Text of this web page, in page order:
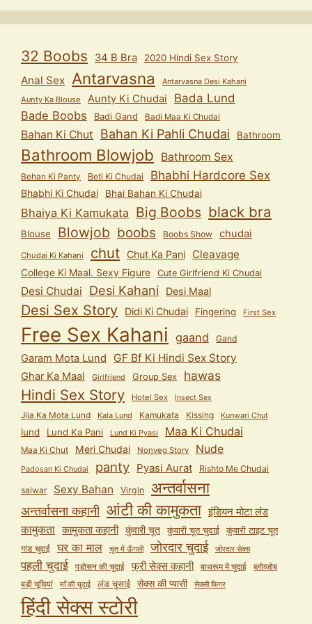
32 Boobs 34 B Bra 2020 Hindi Sex Story
Anal Sex Antarvasna
Antarvasna Desi Kahani
Aunty Ka Blouse
Aunty Ki Chudai
Bada Lund
Bade Boobs
Badi Gand Badi Maa Ki Chudai
Bahan Ki Chut Bahan Ki Pahli Chudai Bathroom
Bathroom Blowjob Bathroom Sex
Behan Ki Panty Beti Ki Chudai Bhabhi Hardcore Sex
Bhabhi Ki Chudai Bhai Bahan Ki Chudai
Bhaiya Ki Kamukata Big Boobs black bra
Blouse Blowjob boobs Boobs Show chudai
Chudai Ki Kahani chut Chut Ka Pani Cleavage
College Ki Maal. Sexy Figure Cute Girlfriend Ki Chudai
Desi Chudai Desi Kahani Desi Maal
Desi Sex Story Didi Ki Chudai Fingering First Sex
Free Sex Kahani gaand Gand
Garam Mota Lund GF Bf Ki Hindi Sex Story
Ghar Ka Maal Girlfriend Group Sex hawas
Hindi Sex Story Hotel Sex Insect Sex
Jija Ka Mota Lund Kala Lund Kamukata Kissing Kunwari Chut
lund Lund Ka Pani Lund Ki Pyasi Maa Ki Chudai
Maa Ki Chut Meri Chudai Nonveg Story Nude
Padosan Ki Chudai panty Pyasi Aurat Rishto Me Chudai
salwar Sexy Bahan Virgin अन्तर्वासना
अन्तर्वासना कहानी आंटी की कामुकता इंडियन मोटा लंड
कामुकता कामुकता कहानी कुंवारी चूत कुंवारी चूत चुदाई कुंवारी टाइट चूत
गांड चुदाई घर का माल चूत में ऊँगली जोरदार चुदाई जोरदार सेक्स
पहली चुदाई पड़ोसन की चुदाई फ्री सेक्स कहानी बाथरूम में चुदाई
ब्लोव्जोब
बड़ी चूचियां
माँ की चुदाई लंड चुसाई सेक्स की प्यासी सेक्सी फिगर
हिंदी सेक्स स्टोरी